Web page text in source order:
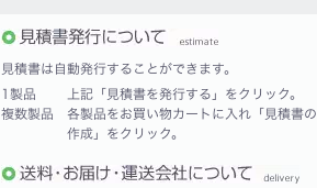
見積書は自動発行することができます。
1製品
上記「見積書を発行する」をクリック。
複数製品
各製品をお買い物カートに入れ「見積書の
作成」をクリック。